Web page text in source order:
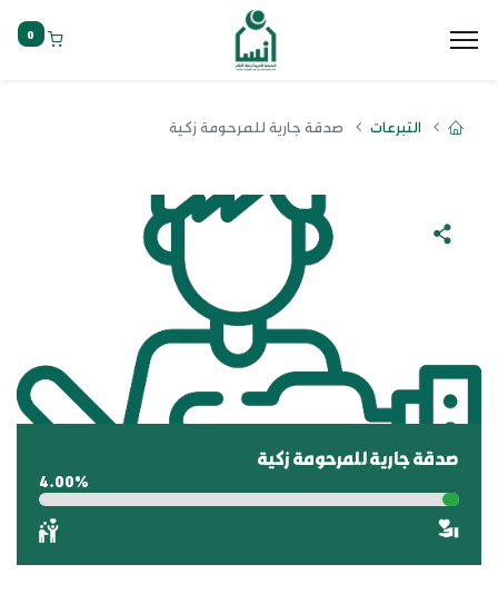
0
التبرعات صدقة جارية للمرحومة زكية
صدقة جارية للمرحومة زكية
4.00%